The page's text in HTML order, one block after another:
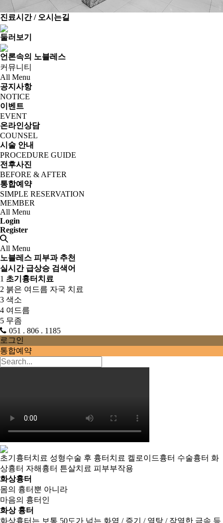
진료시간 / 오시는길
둘러보기
언론속의 노블레스
커뮤니티
All Menu
공지사항
NOTICE
이벤트
EVENT
온라인상담
COUNSEL
시술 안내
PROCEDURE GUIDE
전후사진
BEFORE & AFTER
통합예약
SIMPLE RESERVATION
MEMBER
All Menu
Login
Register
All Menu
노블레스 피부과 추천
실시간 급상승 검색어
1 초기흉터치료
2 붉은 여드름 자국 치료
3 색소
4 여드름
5 무좀
051 . 806 . 1185
로그인
통합예약
초기흉터치료 성형수술 후 흉터치료 켈로이드흉터 수술흉터 화
상흉터 자해흉터 튼살치료 피부부작용
화상흉터
몸의 흉터뿐 아니라
마음의 흉터인
화상 흉터
화상흉터는 보통 50도가 넘는 화염 / 증기 / 열탕 / 작열한 금속 등